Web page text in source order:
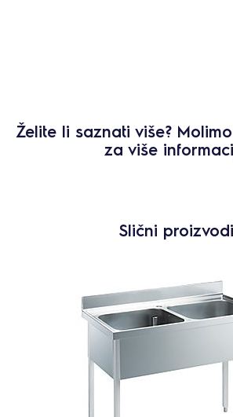
Želite li saznati više?
za više
Slični proizvodi